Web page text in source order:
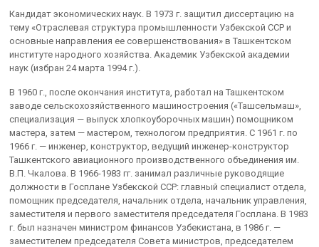
Кандидат экономических наук. В 1973 г. защитил диссертацию на
тему «Отраслевая структура промышленности Узбекской ССР и
основные направления ее совершенствования» в Ташкентском
институте народного хозяйства. Академик Узбекской академии
наук (избран 24 марта 1994 г.).
В 1960 г., после окончания института, работал на Ташкентском
заводе сельскохозяйственного машиностроения («Ташсельмаш»,
специализация — выпуск хлопкоуборочных машин) помощником
мастера, затем — мастером, технологом предприятия. С 1961 г. по
1966 г. — инженер, конструктор, ведущий инженер-конструктор
Ташкентского авиационного производственного объединения им.
В.П. Чкалова. В 1966-1983 гг. занимал различные руководящие
должности в Госплане Узбекской ССР: главный специалист отдела,
помощник председателя, начальник отдела, начальник управления,
заместителя и первого заместителя председателя Госплана. В 1983
г. был назначен министром финансов Узбекистана, в 1986 г. —
заместителем председателя Совета министров, председателем